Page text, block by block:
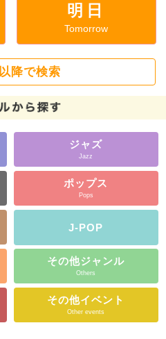
明日
Tomorrow
降で検索
ジャズ
Jazz
ポップス
Pops
J-POP
その他ジャンル
Others
その他イベント
Other events